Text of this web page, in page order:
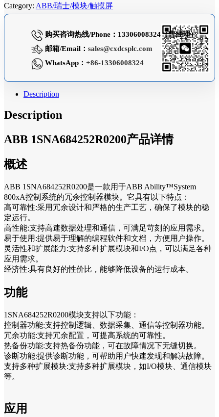
Category: ABB/瑞士/模块/触摸屏
购买咨询热线/Phone：13306008324（曹经理）
邮箱/Email： sales@cxdcsplc.com
WhatsApp： +86-13306008324
Description
Description
ABB 1SNA684252R0200产品详情
概述
ABB 1SNA684252R0200是一款用于ABB Ability™System
800xA控制系统的冗余控制器模块。它具有以下特点：
高可靠性:采用冗余设计和严格的生产工艺，确保了模块的稳
定运行。
高性能:支持高速数据处理和通信，可满足苛刻的应用需求。
易于使用:提供易于理解的编程软件和文档，方便用户操作。
灵活性和扩展能力:支持多种扩展模块和I/O点，可以满足各种
应用需求。
经济性:具有良好的性价比，能够降低设备的运行成本。
功能
1SNA684252R0200模块支持以下功能：
控制器功能:支持控制逻辑、数据采集、通信等控制器功能。
冗余功能:支持冗余配置，可提高系统的可靠性。
热备份功能:支持热备份功能，可在故障情况下无缝切换。
诊断功能:提供诊断功能，可帮助用户快速发现和解决故障。
支持多种扩展模块:支持多种扩展模块，如I/O模块、通信模块
等。
应用